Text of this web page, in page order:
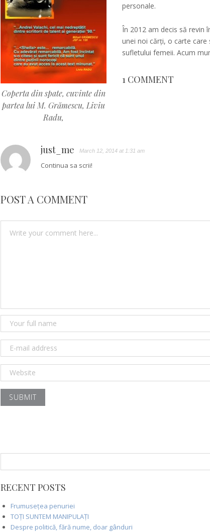
Coperta din spate, cuvinte din
partea lui M. Grămescu, Liviu
Radu,
personale.
În 2012 am decis să revin
unei noi cărți, o carte care
sufletului femeii. Acum
1 COMMENT
just_me March 12, 2014 at 1:31 am
Continua sa scrii!
POST A COMMENT
for:
RECENT POSTS
Frumusețea penuriei
TOȚI SUNTEM MANIPULAȚI
Despre politică, fără nume, doar gânduri